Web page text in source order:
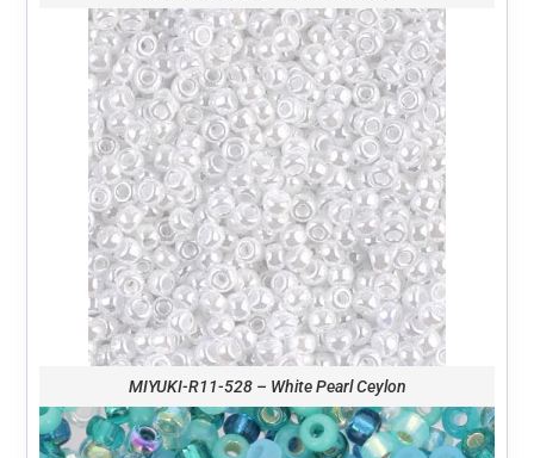
MIYUKI-R11-528 – White Pearl Ceylon